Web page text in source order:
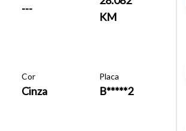
---
KM
Cor
Cinza
Placa
B*****2